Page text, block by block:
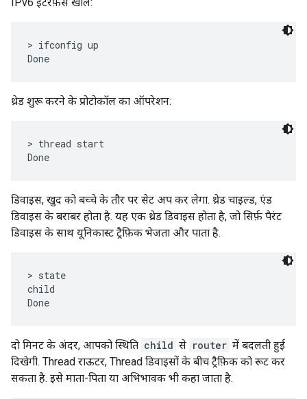
> ifconfig up
थ्रेड शुरू करने के प्रोटोकॉल का ऑपरेशन:
> thread start
डिवाइस, खुद को बच्चे के तौर पर सेट अप कर लेगा. थ्रेड चाइल्ड, एंड
डिवाइस के बराबर होता है. यह एक थ्रेड डिवाइस होता है, जो सिर्फ़ पैरंट
डिवाइस के साथ यूनिकास्ट ट्रैफ़िक भेजता और पाता है.
> state
child
दो मिनट के अंदर, आपको स्थिति child से router में बदलती हुई
दिखेगी. Thread राऊटर, Thread डिवाइसों के बीच ट्रैफ़िक को रूट कर
सकता है. इसे माता-पिता या अभिभावक भी कहा जाता है.